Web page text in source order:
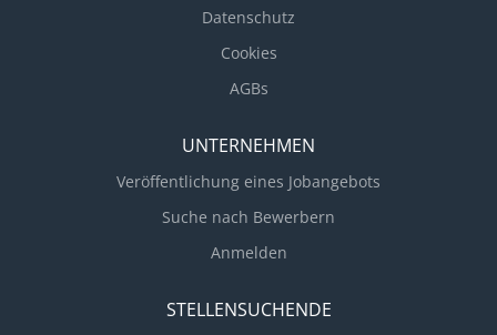
Datenschutz
Cookies
AGBs
UNTERNEHMEN
Veröffentlichung eines Jobangebots
Suche nach Bewerbern
Anmelden
STELLENSUCHENDE